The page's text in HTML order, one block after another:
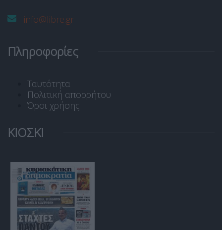
info@libre.gr
Πληροφορίες
Ταυτότητα
Πολιτική απορρήτου
Όροι χρήσης
ΚΙΟΣΚΙ